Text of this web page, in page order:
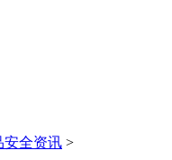
安全资讯 >